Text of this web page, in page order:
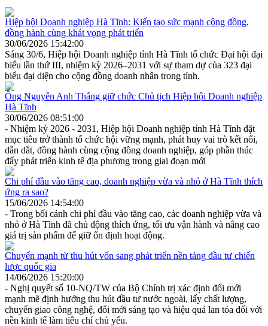
Hiệp hội Doanh nghiệp Hà Tĩnh: Kiến tạo sức mạnh cộng đồng,
đồng hành cùng khát vọng phát triển
30/06/2026 15:42:00
Sáng 30/6, Hiệp hội Doanh nghiệp tỉnh Hà Tĩnh tổ chức Đại hội đại
biểu lần thứ III, nhiệm kỳ 2026–2031 với sự tham dự của 323 đại
biểu đại diện cho cộng đồng doanh nhân trong tỉnh.
Ông Nguyễn Anh Thắng giữ chức Chủ tịch Hiệp hội Doanh nghiệp
Hà Tĩnh
30/06/2026 08:51:00
- Nhiệm kỳ 2026 - 2031, Hiệp hội Doanh nghiệp tỉnh Hà Tĩnh đặt
mục tiêu trở thành tổ chức hội vững mạnh, phát huy vai trò kết nối,
dẫn dắt, đồng hành cùng cộng đồng doanh nghiệp, góp phần thúc
đẩy phát triển kinh tế địa phương trong giai đoạn mới
Chi phí đầu vào tăng cao, doanh nghiệp vừa và nhỏ ở Hà Tĩnh thích
ứng ra sao?
15/06/2026 14:54:00
- Trong bối cảnh chi phí đầu vào tăng cao, các doanh nghiệp vừa và
nhỏ ở Hà Tĩnh đã chủ động thích ứng, tối ưu vận hành và nâng cao
giá trị sản phẩm để giữ ổn định hoạt động.
Chuyển mạnh từ thu hút vốn sang phát triển nền tảng đầu tư chiến
lược quốc gia
14/06/2026 15:20:00
- Nghị quyết số 10-NQ/TW của Bộ Chính trị xác định đổi mới
mạnh mẽ định hướng thu hút đầu tư nước ngoài, lấy chất lượng,
chuyển giao công nghệ, đổi mới sáng tạo và hiệu quả lan tỏa đối với
nền kinh tế làm tiêu chí chủ yếu.